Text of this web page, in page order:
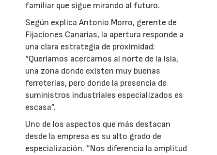
familiar que sigue mirando al futuro.
Según explica Antonio Morro, gerente de
Fijaciones Canarias, la apertura responde a
una clara estrategia de proximidad:
“Queríamos acercarnos al norte de la isla,
una zona donde existen muy buenas
ferreterías, pero donde la presencia de
suministros industriales especializados es
escasa”.
Uno de los aspectos que más destacan
desde la empresa es su alto grado de
especialización. “Nos diferencia la amplitud